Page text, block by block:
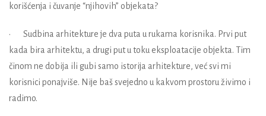
korišćenja i čuvanje “njihovih” objekata?
• Sudbina arhitekture je dva puta u rukama korisnika. Prvi put
kada bira arhitektu, a drugi put u toku eksploatacije objekta. Tim
činom ne dobija ili gubi samo istorija arhitekture, već svi mi
korisnici ponajviše. Nije baš svejedno u kakvom prostoru živimo i
radimo.